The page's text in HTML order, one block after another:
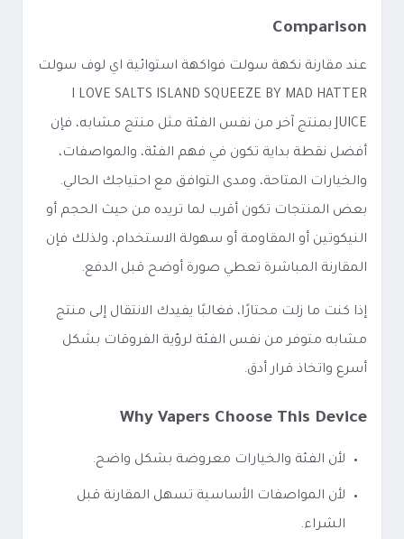
Comparison
عند مقارنة نكهة سولت فواكهة استوائية اي لوف سولت
I LOVE SALTS ISLAND SQUEEZE BY MAD HATTER
JUICE بمنتج آخر من نفس الفئة مثل منتج مشابه، فإن
أفضل نقطة بداية تكون في فهم الفئة، والمواصفات،
والخيارات المتاحة، ومدى التوافق مع احتياجك الحالي.
بعض المنتجات تكون أقرب لما تريده من حيث الحجم أو
النيكوتين أو المقاومة أو سهولة الاستخدام، ولذلك فإن
المقارنة المباشرة تعطي صورة أوضح قبل الدفع.
إذا كنت ما زلت محتارًا، فغالبًا يفيدك الانتقال إلى منتج
مشابه متوفر من نفس الفئة لرؤية الفروقات بشكل
أسرع واتخاذ قرار أدق.
Why Vapers Choose This Device
لأن الفئة والخيارات معروضة بشكل واضح.
لأن المواصفات الأساسية تسهل المقارنة قبل
الشراء.